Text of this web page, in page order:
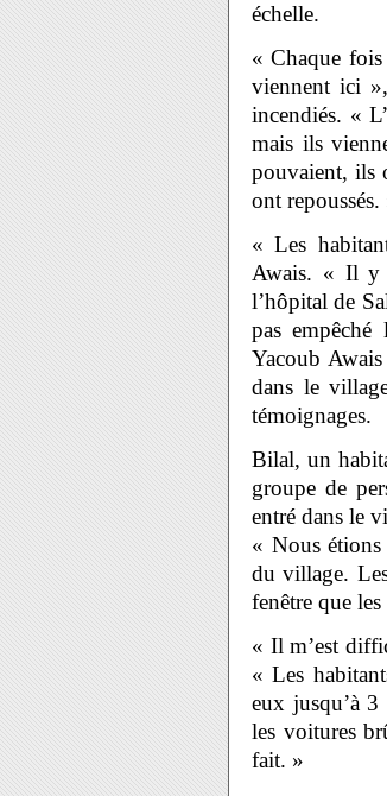
échelle.
« Chaque
viennent ici
incendiés. «
mais ils
pouvaient, ils
ont repoussés.
« Les
Awais. « Il y
l’hôpital de
pas
Yacoub
dans le
témoignages.
Bilal, un
groupe de
entré dans le
« Nous étions
du village.
fenêtre que
« Il m’est
« Les
eux jusqu’à
les voitures
fait. »